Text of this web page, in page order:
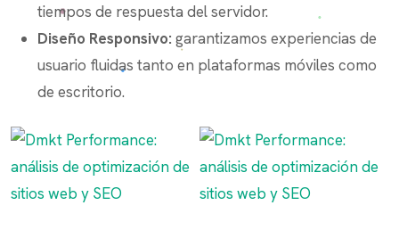
tiempos de respuesta del servidor.
Diseño Responsivo: garantizamos experiencias de
usuario fluidas tanto en plataformas móviles como
de escritorio.